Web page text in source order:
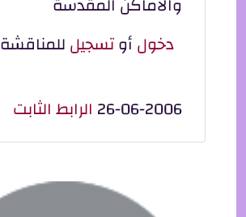
دخولأوتسجيلللمناقشة
26-06-2006 الرابط الثابت